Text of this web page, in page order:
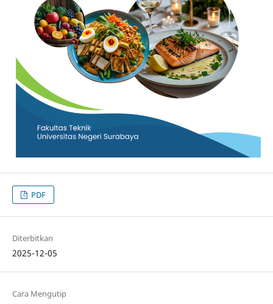
PDF
Diterbitkan
2025-12-05
Cara Mengutip